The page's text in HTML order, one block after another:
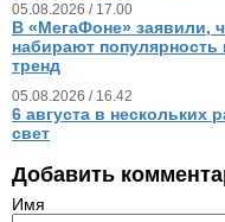
05.08.2026 / 17.00
В «МегаФоне» заявили,
набирают
тренд
05.08.2026 / 16.42
6 августа в нескольких
свет
Добавить
Имя